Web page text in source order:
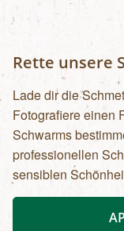
Rette unsere
Lade dir die
Fotografiere einen
Schwarms
professionellen
sensiblen